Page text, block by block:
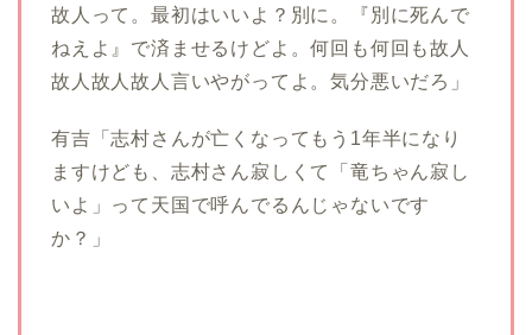
故人って。最初はいいよ？別に。『別に死んで
ねえよ』で済ませるけどよ。何回も何回も故人
故人故人故人言いやがってよ。気分悪いだろ」
有吉「志村さんが亡くなってもう1年半になり
ますけども、志村さん寂しくて「竜ちゃん寂し
いよ」って天国で呼んでるんじゃないです
か？」